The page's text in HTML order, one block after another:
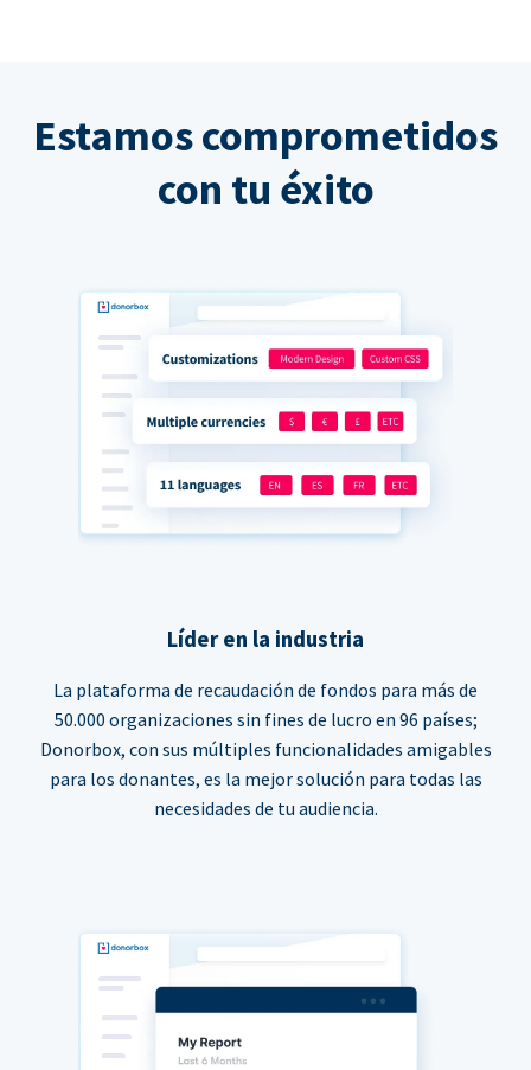
Estamos comprometidos
con tu éxito
Líder en la industria
La plataforma de recaudación de fondos para más de
50.000 organizaciones sin fines de lucro en 96 países;
Donorbox, con sus múltiples funcionalidades amigables
para los donantes, es la mejor solución para todas las
necesidades de tu audiencia.